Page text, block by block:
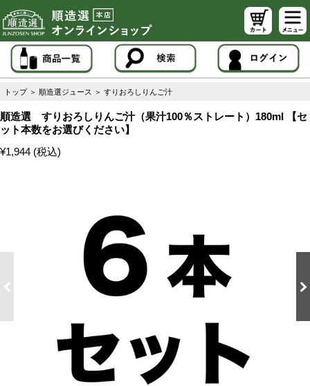
トップ ＞ 順造選ジュース ＞ すりおろしりんご汁
順造選 すりおろしりんご汁（果汁100％ストレート）180ml 【セ
ット本数をお選びください】
¥1,944 (税込)